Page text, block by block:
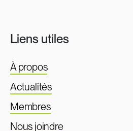
Liens utiles
À propos
Actualités
Membres
Nous joindre